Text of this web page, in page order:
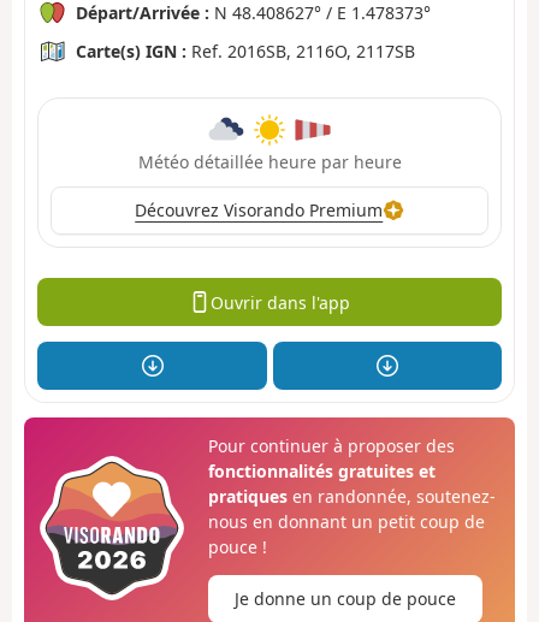
Départ/Arrivée : N 48.408627° / E 1.478373°
Carte(s) IGN : Ref. 2016SB, 2116O, 2117SB
Météo détaillée heure par heure
Découvrez Visorando Premium
Ouvrir dans l'app
Pour continuer à proposer des
fonctionnalités gratuites et
pratiquesen randonnée, soutenez-
nous en donnant un petit coup de
pouce !
Je donne un coup de pouce